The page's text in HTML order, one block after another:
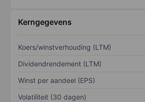
Kerngegevens
Koers/winstverhouding (LTM)
Dividendrendement (LTM)
Winst per aandeel (EPS)
Volatiliteit (30 dagen)